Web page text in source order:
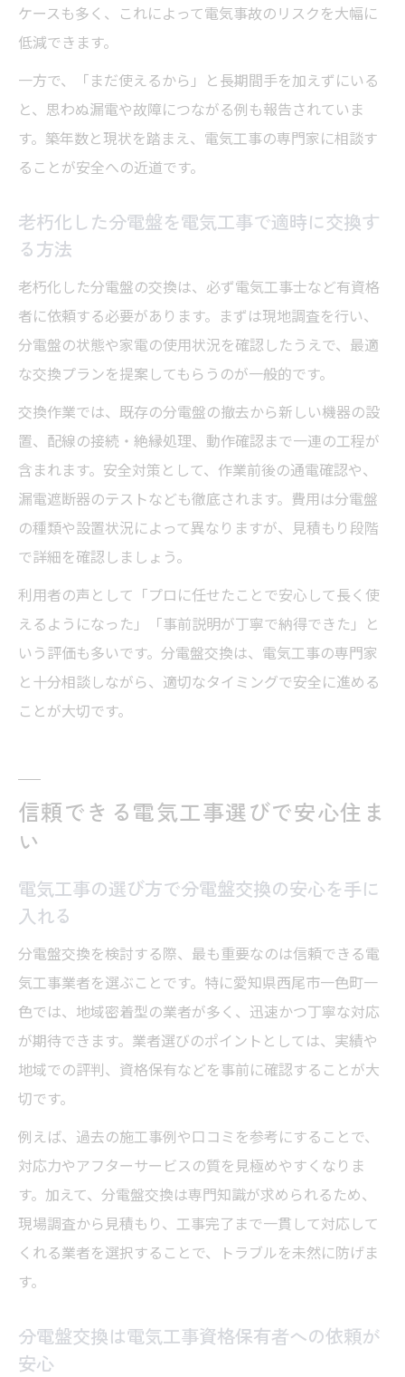
ケースも多く、これによって電気事故のリスクを大幅に
低減できます。
一方で、「まだ使えるから」と長期間手を加えずにいる
と、思わぬ漏電や故障につながる例も報告されていま
す。築年数と現状を踏まえ、電気工事の専門家に相談す
ることが安全への近道です。
老朽化した分電盤を電気工事で適時に交換す
る方法
老朽化した分電盤の交換は、必ず電気工事士など有資格
者に依頼する必要があります。まずは現地調査を行い、
分電盤の状態や家電の使用状況を確認したうえで、最適
な交換プランを提案してもらうのが一般的です。
交換作業では、既存の分電盤の撤去から新しい機器の設
置、配線の接続・絶縁処理、動作確認まで一連の工程が
含まれます。安全対策として、作業前後の通電確認や、
漏電遮断器のテストなども徹底されます。費用は分電盤
の種類や設置状況によって異なりますが、見積もり段階
で詳細を確認しましょう。
利用者の声として「プロに任せたことで安心して長く使
えるようになった」「事前説明が丁寧で納得できた」と
いう評価も多いです。分電盤交換は、電気工事の専門家
と十分相談しながら、適切なタイミングで安全に進める
ことが大切です。
信頼できる電気工事選びで安心住ま
い
電気工事の選び方で分電盤交換の安心を手に
入れる
分電盤交換を検討する際、最も重要なのは信頼できる電
気工事業者を選ぶことです。特に愛知県西尾市一色町一
色では、地域密着型の業者が多く、迅速かつ丁寧な対応
が期待できます。業者選びのポイントとしては、実績や
地域での評判、資格保有などを事前に確認することが大
切です。
例えば、過去の施工事例や口コミを参考にすることで、
対応力やアフターサービスの質を見極めやすくなりま
す。加えて、分電盤交換は専門知識が求められるため、
現場調査から見積もり、工事完了まで一貫して対応して
くれる業者を選択することで、トラブルを未然に防げま
す。
分電盤交換は電気工事資格保有者への依頼が
安心